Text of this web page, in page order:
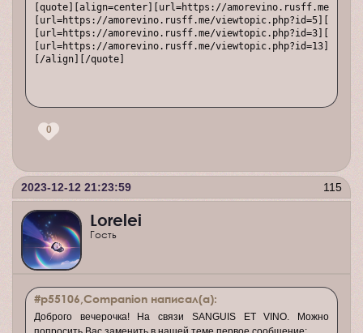
[quote][align=center][url=https://amorevino.rusff.me/
[url=https://amorevino.rusff.me/
[url=https://amorevino.rusff.me/
[url=https://amorevino.rusff.me/
[/align][/quote]
0
115
2023-12-12 21:23:59
Lorelei
Гость
#p55106,Companion написал(а):
Доброго вечерочка! На связи SANGUIS ET VINO. Можно